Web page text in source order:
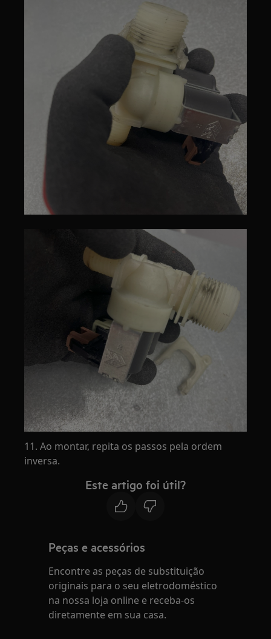
11. Ao montar, repita os passos pela ordem
inversa.
Este artigo foi útil?
Peças e acessórios
Encontre as peças de substituição
originais para o seu eletrodoméstico
na nossa loja online e receba-os
diretamente em sua casa.